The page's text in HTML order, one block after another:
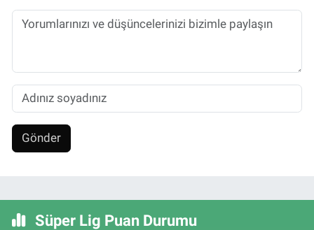
Gönder
Süper Lig Puan Durumu